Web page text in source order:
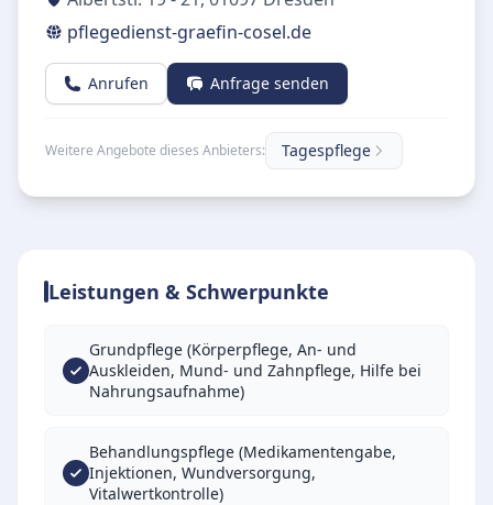
pflegedienst-graefin-cosel.de
Anrufen Anfrage senden
Weitere Angebote dieses Anbieters: Tagespflege
Leistungen & Schwerpunkte
Grundpflege (Körperpflege, An- und
Auskleiden, Mund- und Zahnpflege, Hilfe bei
Nahrungsaufnahme)
Behandlungspflege (Medikamentengabe,
Injektionen, Wundversorgung,
Vitalwertkontrolle)